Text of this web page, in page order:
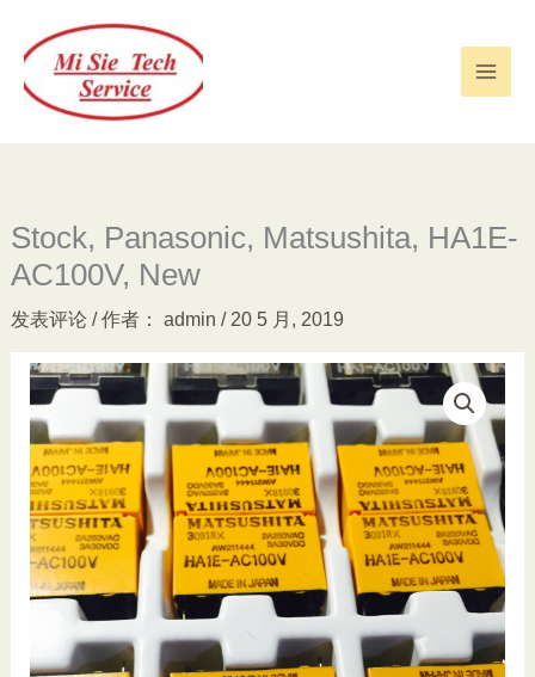
Stock, Panasonic, Matsushita, HA1E-
AC100V, New
发表评论 / 作者： admin / 20 5 月, 2019